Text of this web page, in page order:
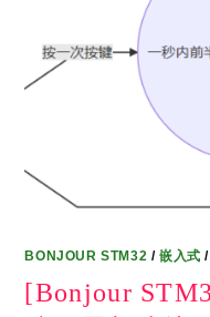
BONJOUR STM32 /嵌入式 /
[Bonjour